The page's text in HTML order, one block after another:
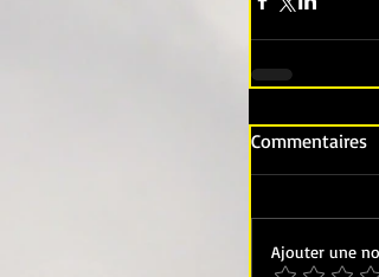
Commentaires
Ajouter une